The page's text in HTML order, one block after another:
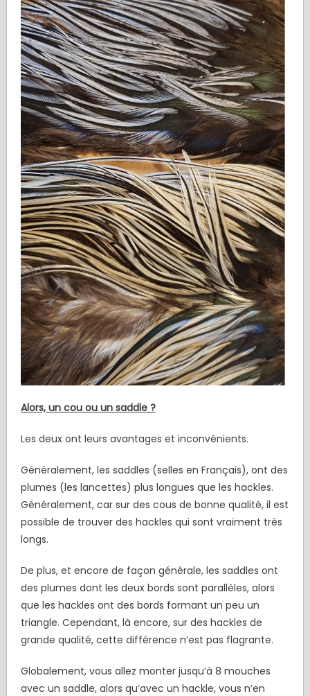
Alors, un cou ou un saddle ?
Les deux ont leurs avantages et inconvénients.
Généralement, les saddles (selles en Français), ont des
plumes (les lancettes) plus longues que les hackles.
Généralement, car sur des cous de bonne qualité, il est
possible de trouver des hackles qui sont vraiment très
longs.
De plus, et encore de façon générale, les saddles ont
des plumes dont les deux bords sont parallèles, alors
que les hackles ont des bords formant un peu un
triangle. Cependant, là encore, sur des hackles de
grande qualité, cette différence n’est pas flagrante.
Globalement, vous allez monter jusqu’à 8 mouches
avec un saddle, alors qu’avec un hackle, vous n’en